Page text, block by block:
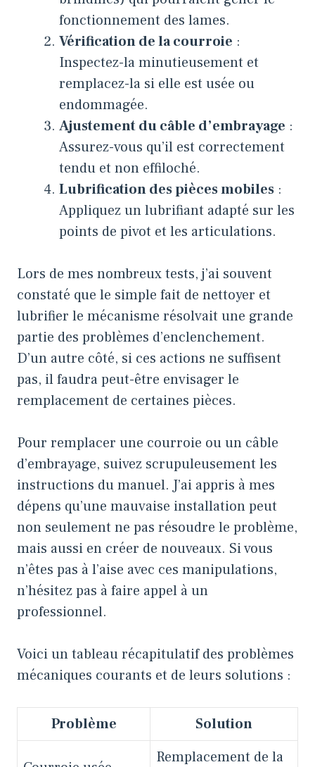
fonctionnement des lames.
Vérification de la courroie :
Inspectez-la minutieusement et
remplacez-la si elle est usée ou
endommagée.
Ajustement du câble d’embrayage :
Assurez-vous qu’il est correctement
tendu et non effiloché.
Lubrification des pièces mobiles :
Appliquez un lubrifiant adapté sur les
points de pivot et les articulations.
Lors de mes nombreux tests, j’ai souvent
constaté que le simple fait de nettoyer et
lubrifier le mécanisme résolvait une grande
partie des problèmes d’enclenchement.
D’un autre côté, si ces actions ne suffisent
pas, il faudra peut-être envisager le
remplacement de certaines pièces.
Pour remplacer une courroie ou un câble
d’embrayage, suivez scrupuleusement les
instructions du manuel. J’ai appris à mes
dépens qu’une mauvaise installation peut
non seulement ne pas résoudre le problème,
mais aussi en créer de nouveaux. Si vous
n’êtes pas à l’aise avec ces manipulations,
n’hésitez pas à faire appel à un
professionnel.
Voici un tableau récapitulatif des problèmes
mécaniques courants et de leurs solutions :
Problème Solution
Remplacement de la